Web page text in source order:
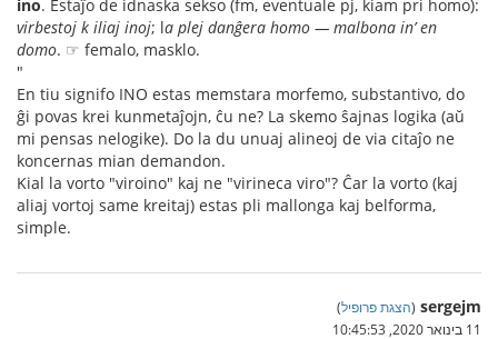
ino. Estaĵo de idnaska sekso (fm, eventuale pj, kiam pri homo):
virbestoj k iliaj inoj; la plej danĝera homo — malbona in’ en
domo. ☞ femalo, masklo.
"
En tiu signifo INO estas memstara morfemo, substantivo, do
ĝi povas krei kunmetaĵojn, ĉu ne? La skemo ŝajnas logika (aŭ
mi pensas nelogike). Do la du unuaj alineoj de via citaĵo ne
koncernas mian demandon.
Kial la vorto "viroino" kaj ne "virineca viro"? Ĉar la vorto (kaj
aliaj vortoj same kreitaj) estas pli mallonga kaj belforma,
simple.
sergejm
(הצגת פרופיל)
11 בינואר 2020, 10:45:53